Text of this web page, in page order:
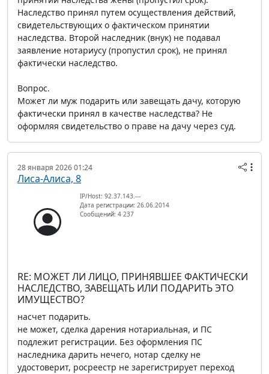
Наследство принял путем осуществления действий,
свидетельствующих о фактическом принятии
наследства. Второй наследник (внук) не подавал
заявление нотариусу (пропустил срок), не принял
фактически наследство.
Вопрос.
Может ли муж подарить или завещать дачу, которую
фактически принял в качестве наследства? Не
оформляя свидетельство о праве на дачу через суд.
28 января 2026 01:24
Лиса-Алиса, 8
IP/Host: 92.37.143.---
Дата регистрации: 26.06.2014
Сообщений: 4 237
RE: МОЖЕТ ЛИ ЛИЦО, ПРИНЯВШЕЕ ФАКТИЧЕСКИ
НАСЛЕДСТВО, ЗАВЕЩАТЬ ИЛИ ПОДАРИТЬ ЭТО
ИМУЩЕСТВО?
насчет подарить.
не может, сделка дарения нотариальная, и ПС
подлежит регистрации. Без оформления ПС
наследника дарить нечего, нотар сделку не
удостоверит, росреестр не зарегистрирует переход